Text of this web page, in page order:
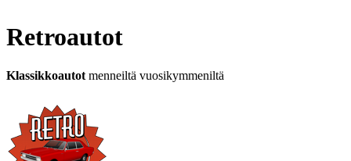
Retroautot
Klassikkoautot menneiltä vuosikymmeniltä